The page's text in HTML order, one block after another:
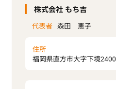
株式会社 もち吉
代表者 森田 恵子
住所
福岡県直方市大字下境2400